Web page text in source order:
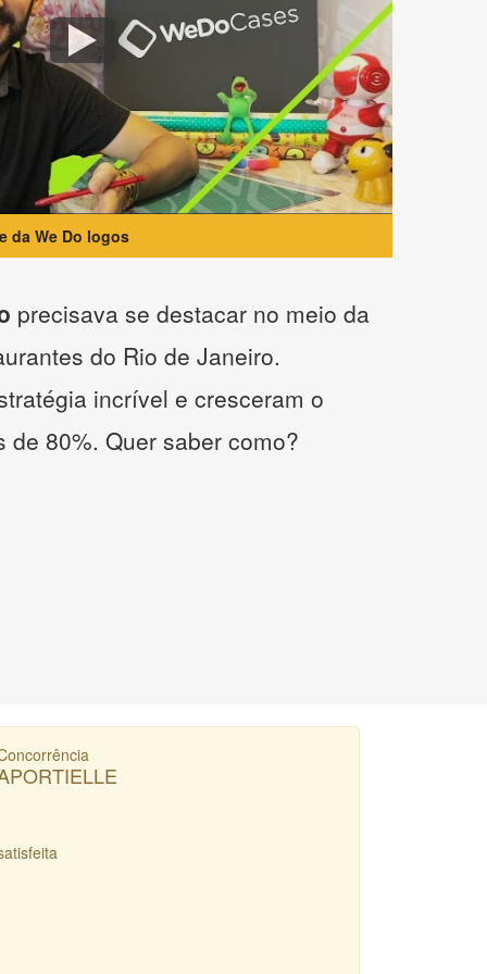
da We Do logos
precisava se destacar no meio da
do Rio de Janeiro.
incrível e cresceram o
de 80%. Quer saber como?